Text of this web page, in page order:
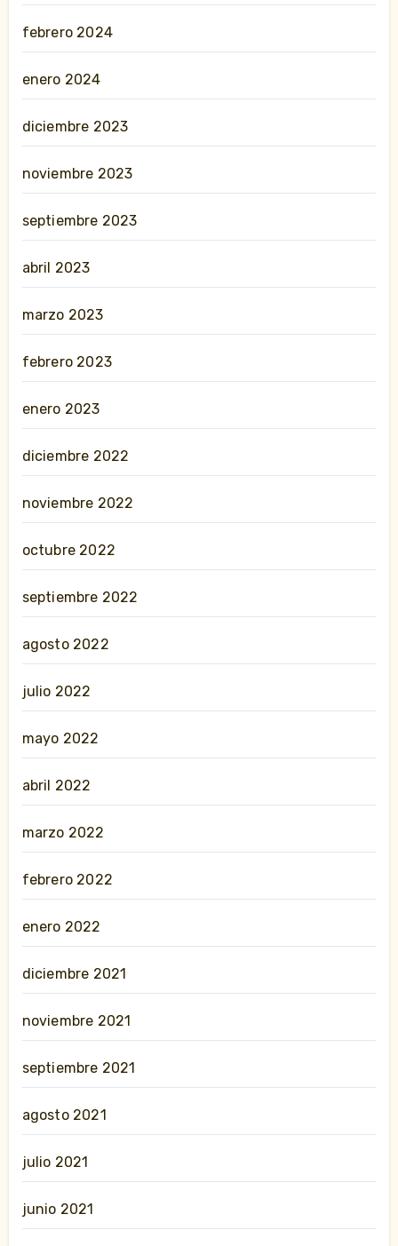
febrero 2024
enero 2024
diciembre 2023
noviembre 2023
septiembre 2023
abril 2023
marzo 2023
febrero 2023
enero 2023
diciembre 2022
noviembre 2022
octubre 2022
septiembre 2022
agosto 2022
julio 2022
mayo 2022
abril 2022
marzo 2022
febrero 2022
enero 2022
diciembre 2021
noviembre 2021
septiembre 2021
agosto 2021
julio 2021
junio 2021